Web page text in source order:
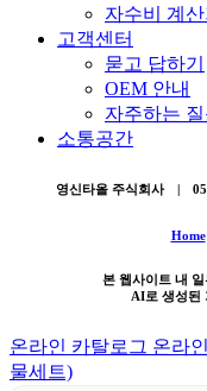
자수비 계산
고객센터
묻고 답하기
OEM 안내
자주하는
소통공간
영신타올 주식회사 |
Home
본 웹사이트 내
AI로 생성된
온라인 카탈로그 온라
물세트)